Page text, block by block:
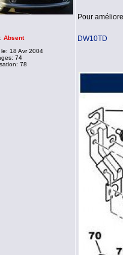
Absent
le: 18 Avr 2004
74
78
Pour
DW10TD